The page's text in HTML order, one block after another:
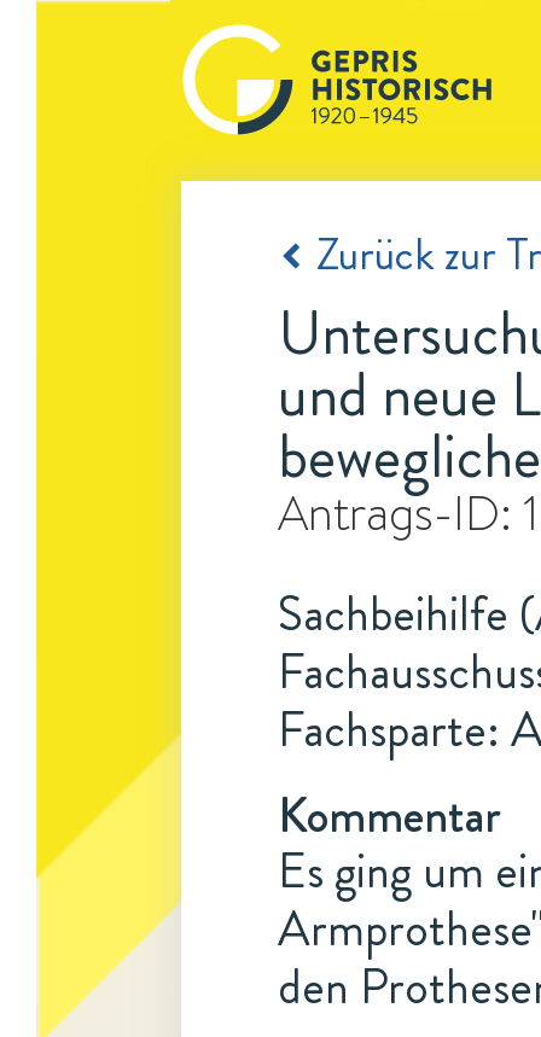
Zurück zur
und neue
Antrags-ID:
Sachbeihilfe
Fachsparte:
Kommentar
Es ging um
den